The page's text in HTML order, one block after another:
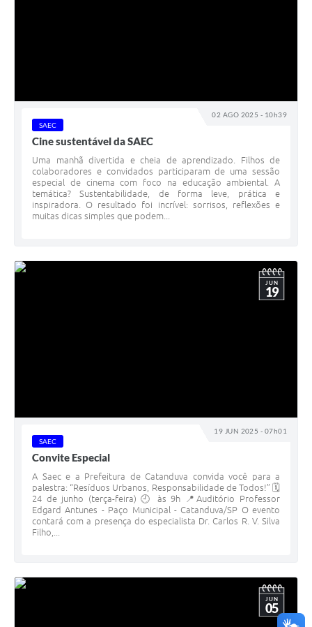
02 AGO 2025 - 10h39
SAEC
Cine sustentável da SAEC
Uma manhã divertida e cheia de aprendizado. Filhos de
colaboradores e convidados participaram de uma sessão
especial de cinema com foco na educação ambiental. A
temática? Sustentabilidade, de forma leve, prática e
inspiradora. O resultado foi incrível: sorrisos, reflexões e
muitas dicas simples que podem...
19 JUN 2025 - 07h01
JUN
19
SAEC
Convite Especial
A Saec e a Prefeitura de Catanduva convida você para a
palestra: “Resíduos Urbanos, Responsabilidade de Todos!” 🗓
24 de junho (terça-feira) 🕘 às 9h 📍Auditório Professor
Edgard Antunes - Paço Municipal - Catanduva/SP O evento
contará com a presença do especialista Dr. Carlos R. V. Silva
Filho,...
JUN
05